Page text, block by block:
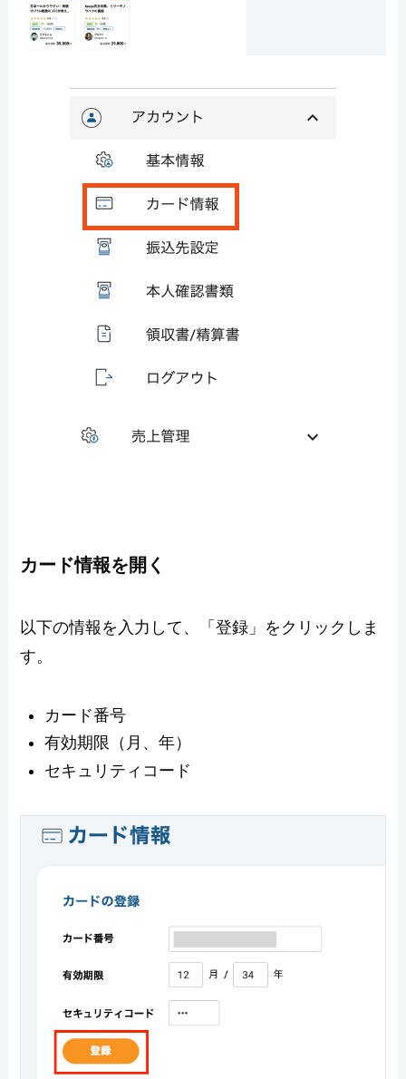
カード情報を開く
以下の情報を入力して、「登録」をクリックしま
す。
カード番号
有効期限（月、年）
セキュリティコード